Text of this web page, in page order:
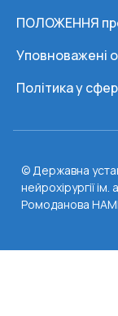
ПОЛОЖЕННЯ
Уповноважені
Політика у
© Державна
нейрохірургії ім.
Ромоданова